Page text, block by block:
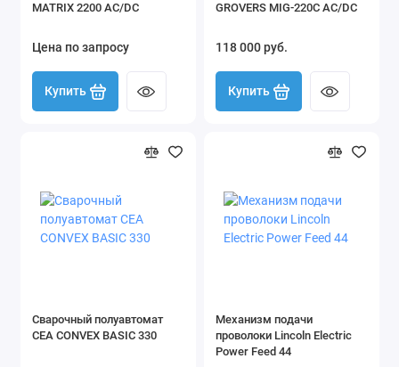
MATRIX 2200 AC/DC
Цена по запросу
Купить
GROVERS MIG-220С AC/DC
118 000 руб.
Купить
Сварочный полуавтомат
CEA CONVEX BASIC 330
Механизм подачи
проволоки Lincoln Electric
Power Feed 44